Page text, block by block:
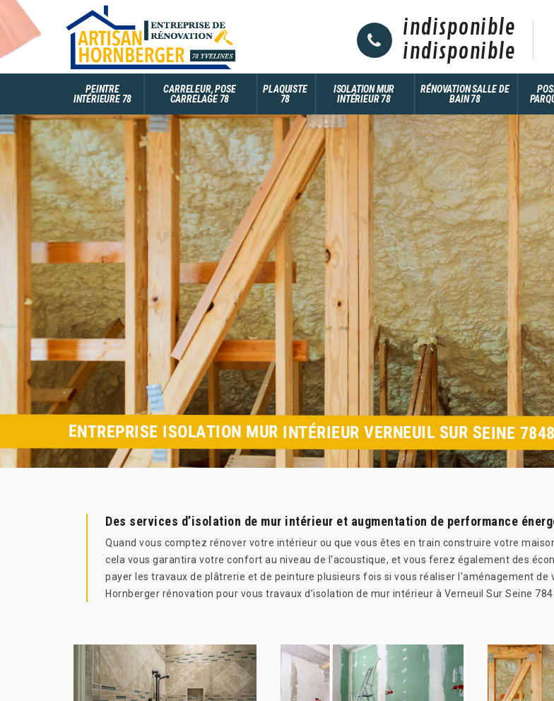
indisponible
indisponible
PEINTRE
INTÉRIEURE 78
CARRELEUR, POSE
CARRELAGE 78
PLAQUISTE
78
ISOLATION MUR
INTÉRIEUR 78
RÉNOVATION SALLE DE
BAIN 78
ENTREPRISE ISOLATION MUR INTÉRIEUR VERNEUIL SUR SEINE
Des services d’isolation de mur intérieur et augmentation de performance
Quand vous comptez rénover votre intérieur ou que vous êtes en train construire votre
cela vous garantira votre confort au niveau de l'acoustique, et vous ferez également des
payer les travaux de plâtrerie et de peinture plusieurs fois si vous réaliser l'aménagement
Hornberger rénovation pour vous travaux d’isolation de mur intérieur à Verneuil Sur Seine